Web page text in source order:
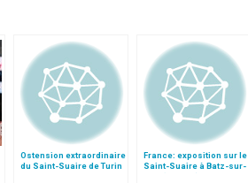
Ostension extraordinaire
du Saint-Suaire de Turin
France: exposition sur le
Saint-Suaire à Batz-sur-
Mer (Nantes)